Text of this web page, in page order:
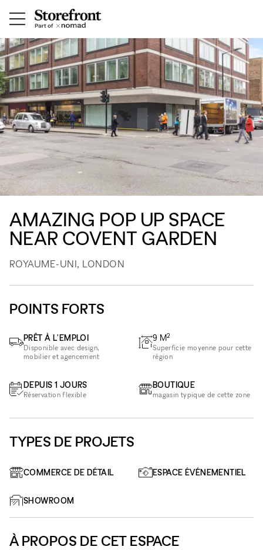
AMAZING POP UP SPACE
NEAR COVENT GARDEN
ROYAUME-UNI, LONDON
POINTS FORTS
PRÊT À L'EMPLOI
Disponible avec design,
mobilier et agencement
DEPUIS 1 JOURS
Réservation flexible
9 M2
Superficie moyenne pour cette
région
BOUTIQUE
magasin typique de cette zone
TYPES DE PROJETS
COMMERCE DE DÉTAIL ESPACE ÉVÉNEMENTIEL
SHOWROOM
À PROPOS DE CET ESPACE